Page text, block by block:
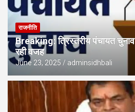
राजनीति
Breaking: त्रिस्तरीय पंचायत चुनाव
रही वजह
June 23, 2025 adminsidhbali